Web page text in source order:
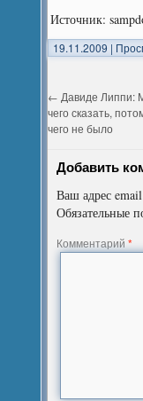
Источник:
19.11.2009 |
← Давиде Липпи:
чего сказать,
чего не было
Добавить
Ваш адрес
Обязательные
Комментарий*